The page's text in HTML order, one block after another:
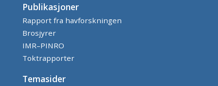
Publikasjoner
Rapport fra havforskningen
Brosjyrer
IMR–PINRO
Toktrapporter
Temasider